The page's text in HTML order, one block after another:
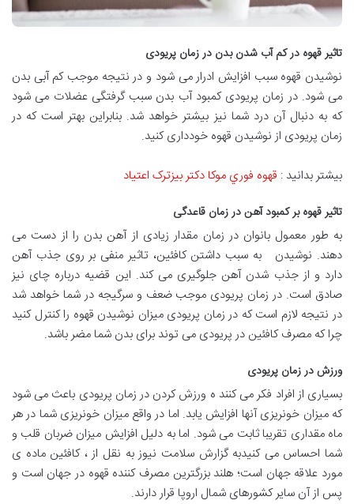
تاثیر قهوه در کم آب شدن بدن در زمان پریودی
نوشیدن قهوه سبب افزایش ادرار می شود و در نتیجه موجب کم آبی بدن
می شود. در زمان پریودی کمبود آب بدن سبب گرفتگی عضلات می شود
که به دنبال آن درد شما نیز بیشتر خواهد شد. بنابراین بهتر است که در
زمان پریودی از نوشیدن قهوه خودداری کنید.
بیشتر بدانید : قهوه فوري موکا دکتر بيزترک اعتياد
تاثیر قهوه بر کمبود آهن در زمان قاعدگی
به طور معمول بانوان در زمان مقدار زیادی از آهن بدن را از دست می
دهند. نوشیدن به سبب داشتن کافئین، تاثیر منفی بر روی جذب آهن
دارد و از جذب شدن آهن جلوگیری می کند. این قضیه درباره چای نیز
صادق است. در زمان پریودی موجب ضعف و سرگیجه در شما خواهد شد
در نتیجه لازم است که در زمان پریودی میزان نوشیدن قهوه را کنترل کنید
چرا که مصرف کافئین در پریودی می توند برای بدن شما مضر باشد.
ورزش در زمان پریودی
بسیاری از افراد فکر می کنند ه ورزش کردن در زمان پریودی باعث می شود
که میزان خونریزی آنها افزایش یابد. اما در واقع میزان خونریزی شما در هر
ماه مقداری تقریبا ثابت می شود. اما به دلیل افزایش میزان ضربان قلب و
شما احساس می کنیدبه گزارش سلامت نیوز به نقل از ، کافئین ماده ی
مورد علاقه جهان است؛ هلند بزرگترین مصرف کننده قهوه در جهان است و
پس از آن سایر کشورهای شمال اروپا قرار دارند.